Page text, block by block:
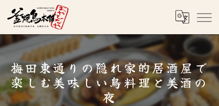
梅田東通りの隠れ家的居酒屋で
楽しむ美味しい鳥料理と美酒の
夜